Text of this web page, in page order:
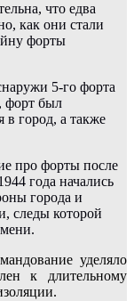
что едва
как они стали
форты
5-го форта
форт был
в город, а также
про форты после
года начались
города и
следы которой
уделяло
к длительному